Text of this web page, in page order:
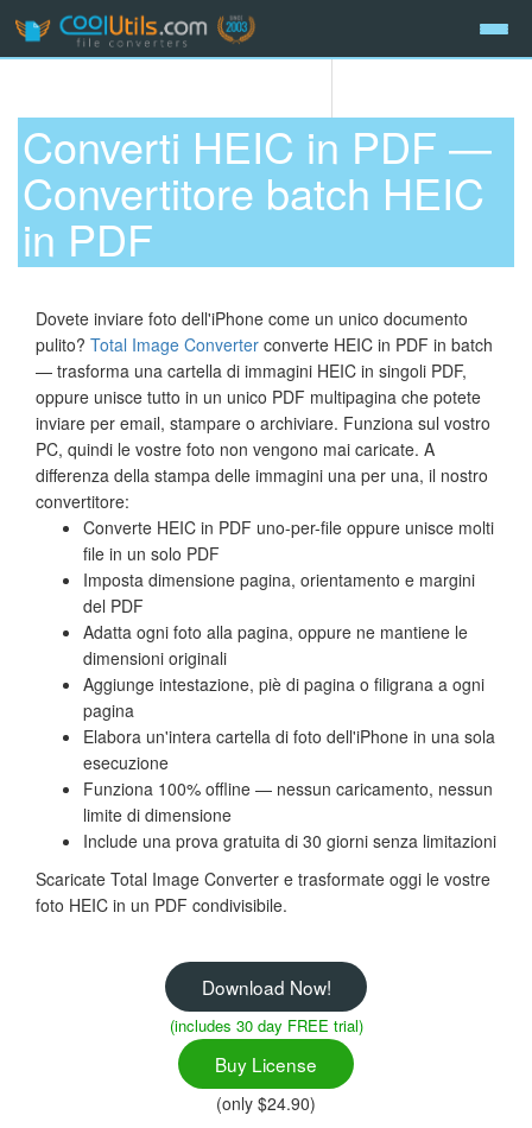
Converti HEIC in PDF —
Convertitore batch HEIC
in PDF
Dovete inviare foto dell'iPhone come un unico documento
pulito? Total Image Converter converte HEIC in PDF in batch
— trasforma una cartella di immagini HEIC in singoli PDF,
oppure unisce tutto in un unico PDF multipagina che potete
inviare per email, stampare o archiviare. Funziona sul vostro
PC, quindi le vostre foto non vengono mai caricate. A
differenza della stampa delle immagini una per una, il nostro
convertitore:
Converte HEIC in PDF uno-per-file oppure unisce molti
file in un solo PDF
Imposta dimensione pagina, orientamento e margini
del PDF
Adatta ogni foto alla pagina, oppure ne mantiene le
dimensioni originali
Aggiunge intestazione, piè di pagina o filigrana a ogni
pagina
Elabora un'intera cartella di foto dell'iPhone in una sola
esecuzione
Funziona 100% offline — nessun caricamento, nessun
limite di dimensione
Include una prova gratuita di 30 giorni senza limitazioni
Scaricate Total Image Converter e trasformate oggi le vostre
foto HEIC in un PDF condivisibile.
Download Now!
(includes 30 day FREE trial)
Buy License
(only $24.90)